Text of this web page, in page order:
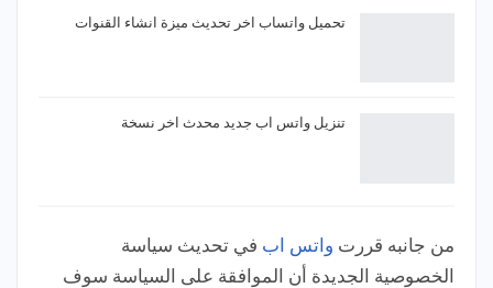
تحميل واتساب اخر تحديث ميزة انشاء القنوات
تنزيل واتس اب جديد محدث اخر نسخة
من جانبه قررت واتس اب في تحديث سياسة
الخصوصية الجديدة أن الموافقة على السياسة سوف